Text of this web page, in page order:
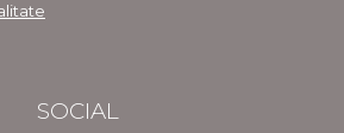
SOCIAL